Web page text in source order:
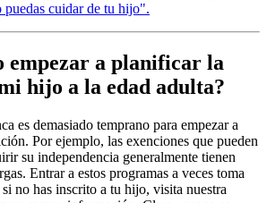
puedas cuidar de tu hijo".
empezar a planificar la
hijo a la edad adulta?
es demasiado temprano para empezar a
Por ejemplo, las exenciones que pueden
su independencia generalmente tienen
Entrar a estos programas a veces toma
no has inscrito a tu hijo, visita nuestra